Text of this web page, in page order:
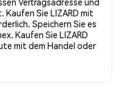
Sie LIZARD mit
Speichern Sie es
Kaufen Sie LIZARD
mit dem Handel oder